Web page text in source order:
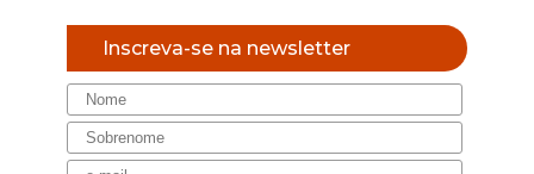
Inscreva-se na newsletter